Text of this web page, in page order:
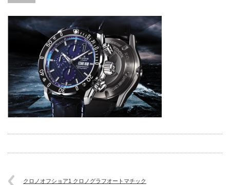
クロノオフショア1 クロノグラフオートマチック